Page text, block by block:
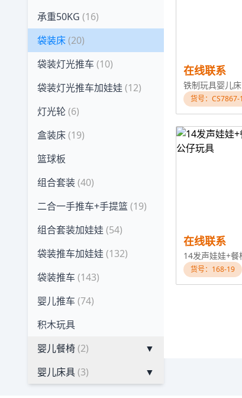
承重50KG (16)
袋装床(20)
袋装灯光推车 (10)
袋装灯光推车加娃娃 (12)
灯光轮(6)
盒装床(19)
篮球板
组合套装(40)
二合一手推车+手提篮 (19)
组合套装加娃娃 (54)
袋装推车加娃娃 (132)
袋装推车 (143)
婴儿推车 (74)
积木玩具
婴儿餐椅(2)
▼
婴儿床具(3) ▼
在线联系
货号：CS7867-1
在线联系
货号：168-19